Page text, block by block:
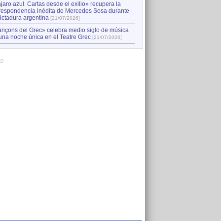
azul. Cartas desde el exilio» recupera la
inédita de Mercedes Sosa durante
argentina [21/07/2026]
del Grec» celebra medio siglo de música
noche única en el Teatre Grec [21/07/2026]